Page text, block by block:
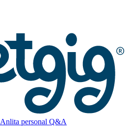
Anlita personal Q&A